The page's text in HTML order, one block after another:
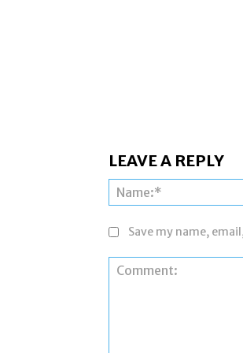
LEAVE A REPLY
Save my name,